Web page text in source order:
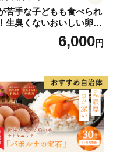
苦手な子どもも食べられ
生臭くないおいしい卵 6
×5P／Gbn-A036,000円